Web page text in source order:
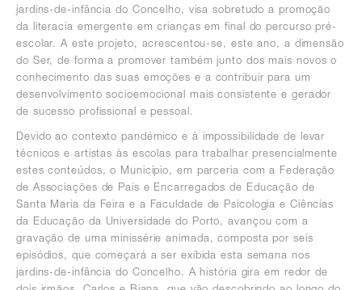
jardins-de-infância do Concelho, visa sobretudo a promoção
da literacia emergente em crianças em final do percurso pré-
escolar. A este projeto, acrescentou-se, este ano, a dimensão
do Ser, de forma a promover também junto dos mais novos o
conhecimento das suas emoções e a contribuir para um
desenvolvimento socioemocional mais consistente e gerador
de sucesso profissional e pessoal.
Devido ao contexto pandémico e à impossibilidade de levar
técnicos e artistas às escolas para trabalhar presencialmente
estes conteúdos, o Município, em parceria com a Federação
de Associações de Pais e Encarregados de Educação de
Santa Maria da Feira e a Faculdade de Psicologia e Ciências
da Educação da Universidade do Porto, avançou com a
gravação de uma minissérie animada, composta por seis
episódios, que começará a ser exibida esta semana nos
jardins-de-infância do Concelho. A história gira em redor de